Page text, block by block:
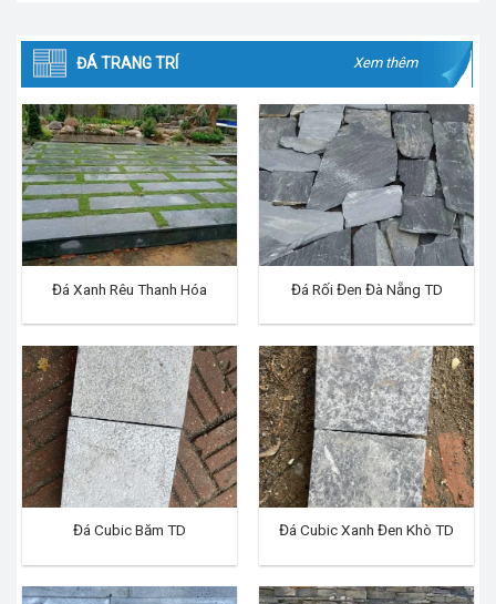
ĐÁ TRANG TRÍ Xem thêm
Đá Xanh Rêu Thanh Hóa Đá Rối Đen Đà Nẵng TD
Đá Cubic Băm TD Đá Cubic Xanh Đen Khò TD